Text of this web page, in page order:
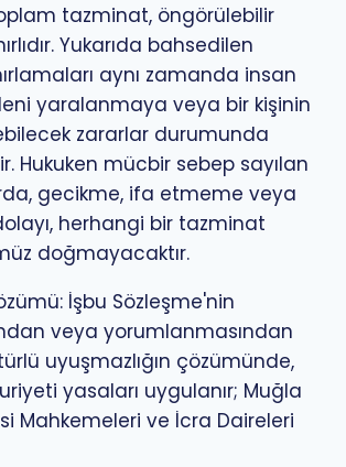
tazminat, öngörülebilir
Yukarıda bahsedilen
aynı zamanda insan
yaralanmaya veya bir kişinin
zararlar durumunda
Hukuken mücbir sebep sayılan
gecikme, ifa etmeme veya
herhangi bir tazminat
doğmayacaktır.
İşbu Sözleşme'nin
veya yorumlanmasından
uyuşmazlığın çözümünde,
yasaları uygulanır; Muğla
Mahkemeleri ve İcra Daireleri